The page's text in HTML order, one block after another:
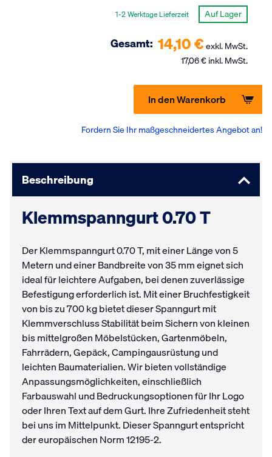
Auf Lager
1-2 Werktage Lieferzeit
Gesamt: 14,10 €exkl. MwSt.
17,06 € inkl. MwSt.
In den Warenkorb
Fordern Sie Ihr maßgeschneidertes Angebot an!
Beschreibung
Klemmspanngurt 0.70 T
Der Klemmspanngurt 0.70 T, mit einer Länge von 5
Metern und einer Bandbreite von 35 mm eignet sich
ideal für leichtere Aufgaben, bei denen zuverlässige
Befestigung erforderlich ist. Mit einer Bruchfestigkeit
von bis zu 700 kg bietet dieser Spanngurt mit
Klemmverschluss Stabilität beim Sichern von kleinen
bis mittelgroßen Möbelstücken, Gartenmöbeln,
Fahrrädern, Gepäck, Campingausrüstung und
leichten Baumaterialien. Wir bieten vollständige
Anpassungsmöglichkeiten, einschließlich
Farbauswahl und Bedruckungsoptionen für Ihr Logo
oder Ihren Text auf dem Gurt. Ihre Zufriedenheit steht
bei uns im Mittelpunkt. Dieser Spanngurt entspricht
der europäischen Norm 12195-2.